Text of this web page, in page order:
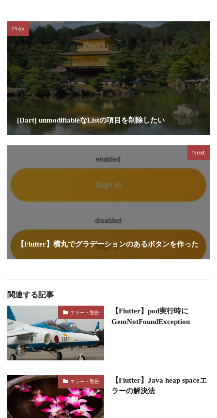
Prev
[Dart] unmodifiableなListの項目を削除したい
Next
【Flutter】横丸でグラデーションのあるボタンを作った
関連する記事
エラー・警告
【Flutter】pod実行時に
GemNotFoundException
エラー・警告
【Flutter】Java heap spaceエ
ラーの解決法